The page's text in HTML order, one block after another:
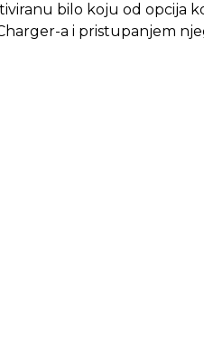
bilo koju od opcija
a i pristupanjem